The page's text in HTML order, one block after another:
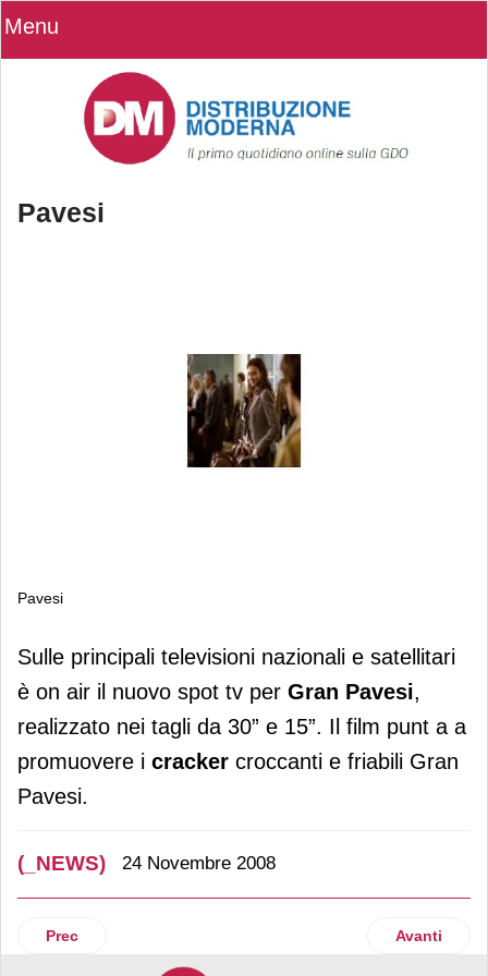
Menu
Pavesi
Pavesi
Pavesi
Sulle principali televisioni nazionali e satellitari
è on air il nuovo spot tv per Gran Pavesi,
realizzato nei tagli da 30” e 15”. Il film punt a a
promuovere i cracker croccanti e friabili Gran
Pavesi.
(_NEWS) 24 Novembre 2008
Articolo precedente: Istat
Prec Articolo
Avanti